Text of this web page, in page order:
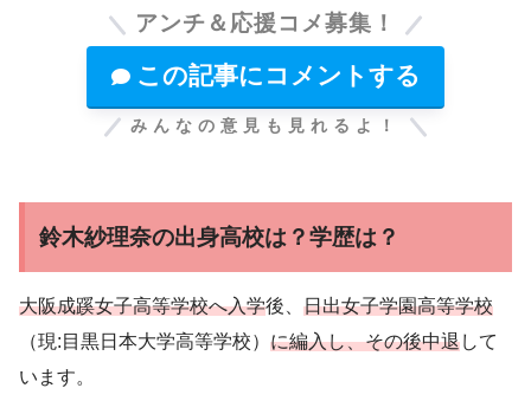
アンチ＆応援コメ募集！
この記事にコメントする
みんなの意見も見れるよ！
鈴木紗理奈の出身高校は？学歴は？
大阪成蹊女子高等学校へ入学後、 日出女子学園高等学校
（現:目黒日本大学高等学校） に編入し、その後中退して
います。